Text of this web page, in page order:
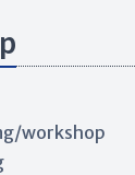
workshop